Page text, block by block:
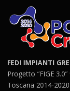
FEDI IMPIANTI
Progetto “FIGE
Toscana 2014-2020